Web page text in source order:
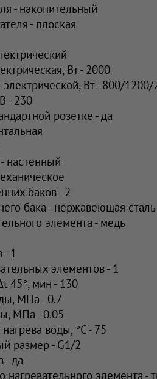
- накопительный
- плоская
Вт - 2000
Вт - 800/1200/
- 230
розетке - да
настенный
баков - 2
бака - нержавеющая сталь
элемента - медь
- 1
элементов - 1
45°, мин - 130
МПа - 0.7
МПа - 0.05
воды, °С - 75
размер - G1/2
- да
нагревательного элемента -